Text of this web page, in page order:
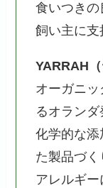
食いつき
飼い主に支
YARRAH（
オーガニ
るオランダ
化学的な添
た製品づく
アレルギ